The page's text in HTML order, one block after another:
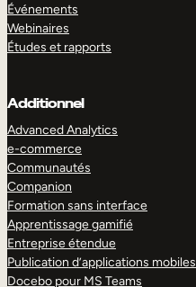
Événements
Webinaires
Études et rapports
Additionnel
Advanced Analytics
e-commerce
Communautés
Companion
Formation sans interface
Apprentissage gamifié
Entreprise étendue
Publication d’applications mobiles
Docebo pour MS Teams